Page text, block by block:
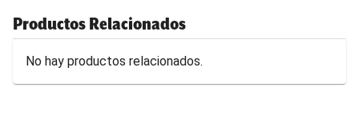
Productos Relacionados
No hay productos relacionados.